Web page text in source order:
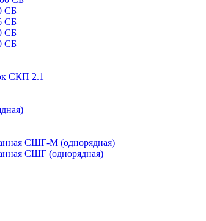
СБ
СБ
СБ
СБ
СКП 2.1
СШГ-М (однорядная)
СШГ (однорядная)